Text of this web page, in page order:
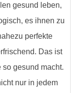
gesund leben,
es ihnen zu
perfekte
Das ist
so gesund macht.
nur in jedem